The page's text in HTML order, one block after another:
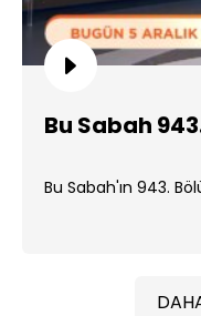
Bu Sabah
Bu Sabah'ın 943.